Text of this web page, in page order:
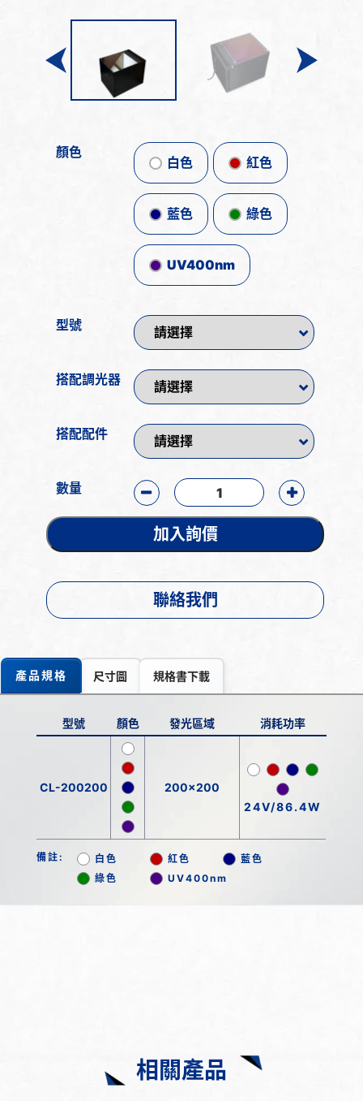
顏色
白色 紅色
藍色 綠色
UV400nm
型號
搭配調光器
搭配配件
數量
加入詢價
聯絡我們
產品規格 尺寸圖 規格書下載
型號 顏色 發光區域 消耗功率
CL-200200
200x200
24V/86.4W
備註: 白色 紅色
藍色
綠色
UV400nm
相關產品